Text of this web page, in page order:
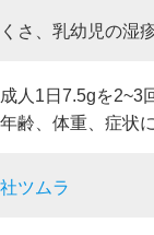
さ、乳幼児の湿
人1日7.5gを2~3
齢、体重、症状
ツムラ